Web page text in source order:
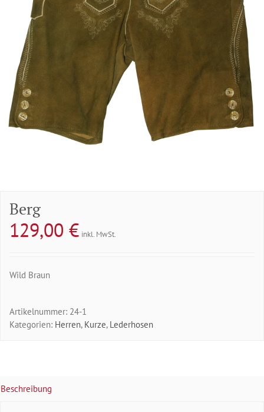
Berg
129,00 € inkl. MwSt.
Wild Braun
Artikelnummer: 24-1
Kategorien: Herren, Kurze, Lederhosen
Beschreibung